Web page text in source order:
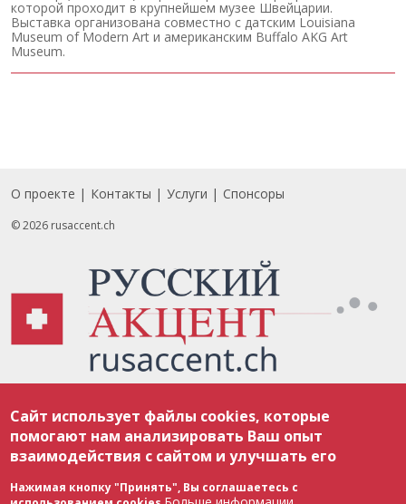
которой проходит в крупнейшем музее Швейцарии.
Выставка организована совместно с датским Louisiana
Museum of Modern Art и американским Buffalo AKG Art
Museum.
Footer
О проекте Контакты Услуги Спонсоры
© 2026 rusaccent.ch
соответствии с законодательством Швейцарии об авторском праве и
международными соглашениями. Полное или частичное использование
материалов возможно только с разрешения редакции. В случае полного
или частичного воспроизведения материалов сайта rusaccent.ch,
ОБЯЗАТЕЛЬНА АКТИВНАЯ ГИПЕРССЫЛКА на конкретный заимствованный
текст. Фотоизображения, размещенные редакцией rusaccent.ch, являются
ее исключительной собственностью. Полное или частичное
Сайт использует файлы cookies, которые
помогают нам анализировать Ваш опыт
взаимодействия с сайтом и улучшать его
Нажимая кнопку "Принять", Вы соглашаетесь с